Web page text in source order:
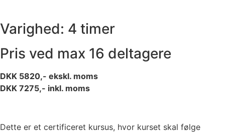
Varighed: 4 timer
Pris ved max 16 deltagere
DKK 5820,- ekskl. moms
DKK 7275,- inkl. moms
Dette er et certificeret kursus, hvor kurset skal følge